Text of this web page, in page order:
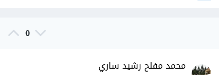
0
محمد مفلح رشيد ساري